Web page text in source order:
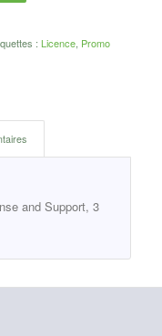
: Licence, Promo
and Support, 3